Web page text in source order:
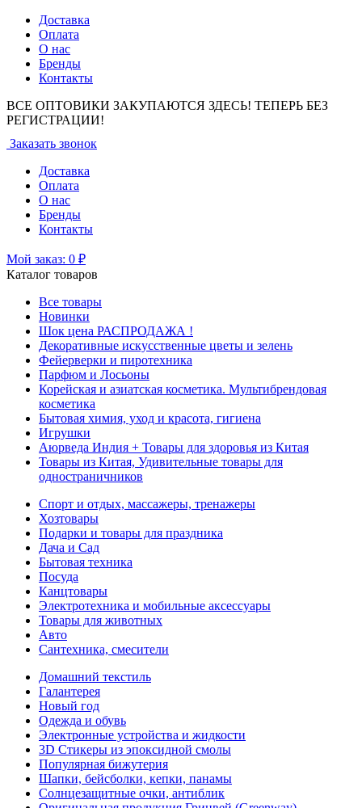
Доставка
Оплата
О нас
Бренды
Контакты
ВСЕ ОПТОВИКИ ЗАКУПАЮТСЯ ЗДЕСЬ! ТЕПЕРЬ БЕЗ
РЕГИСТРАЦИИ!
Доставка
Оплата
О нас
Бренды
Контакты
Мой заказ: 0 ₽
Каталог товаров
Все товары
Новинки
Шок цена РАСПРОДАЖА !
Декоративные искусственные цветы и зелень
Фейерверки и пиротехника
Парфюм и Лосьоны
Корейская и азиатская косметика. Мультибрендовая
косметика
Бытовая химия, уход и красота, гигиена
Игрушки
Аюрведа Индия + Товары для здоровья из Китая
Товары из Китая, Удивительные товары для
одностраничников
Спорт и отдых, массажеры, тренажеры
Хозтовары
Подарки и товары для праздника
Дача и Сад
Бытовая техника
Посуда
Канцтовары
Электротехника и мобильные аксессуары
Товары для животных
Авто
Сантехника, смесители
Домашний текстиль
Галантерея
Новый год
Одежда и обувь
Электронные устройства и жидкости
3D Стикеры из эпоксидной смолы
Популярная бижутерия
Шапки, бейсболки, кепки, панамы
Солнцезащитные очки, антиблик
Оригинальная продукция Гринвей (Greenway)